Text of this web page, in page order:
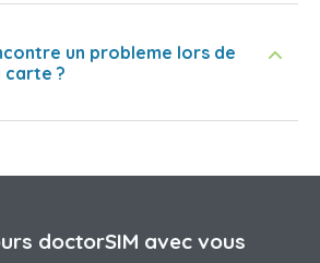
un probleme lors de
carte ?
doctorSIM avec vous